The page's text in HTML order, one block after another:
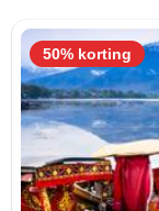
50% korting